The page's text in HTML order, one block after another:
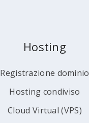
Hosting
Registrazione dominio
Hosting condiviso
Cloud Virtual (VPS)